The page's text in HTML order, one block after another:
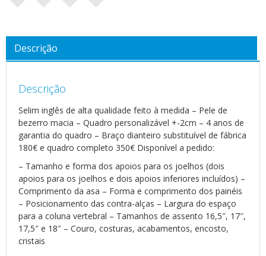
Descrição
Descrição
Selim inglês de alta qualidade feito à medida – Pele de
bezerro macia – Quadro personalizável +-2cm – 4 anos de
garantia do quadro – Braço dianteiro substituível de fábrica
180€ e quadro completo 350€ Disponível a pedido:
– Tamanho e forma dos apoios para os joelhos (dois
apoios para os joelhos e dois apoios inferiores incluídos) –
Comprimento da asa – Forma e comprimento dos painéis
– Posicionamento das contra-alças – Largura do espaço
para a coluna vertebral – Tamanhos de assento 16,5″, 17″,
17,5″ e 18″ – Couro, costuras, acabamentos, encosto,
cristais